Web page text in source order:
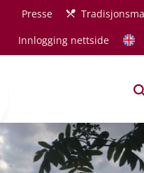
Presse
Innlogging nettside